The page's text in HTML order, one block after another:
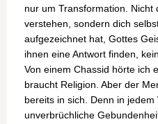
nur um Transformation. Nicht
verstehen, sondern dich
aufgezeichnet hat, Gottes
ihnen eine Antwort finden,
Von einem Chassid hörte ich
braucht Religion. Aber der
bereits in sich. Denn in jedem
unverbrüchliche